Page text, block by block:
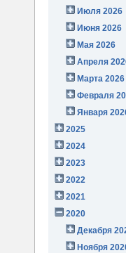
Июля 2026
Июня 2026
Мая 2026
Апреля
Марта 2026
Февраля
Января
2025
2024
2023
2022
2021
2020
Декабря
Ноября